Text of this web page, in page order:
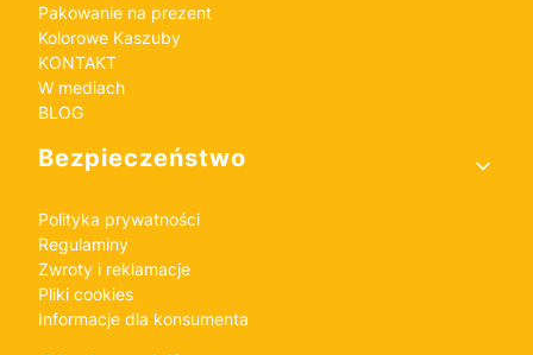
Pakowanie na prezent
Kolorowe Kaszuby
KONTAKT
W mediach
BLOG
Bezpieczeństwo
Polityka prywatności
Regulaminy
Zwroty i reklamacje
Pliki cookies
Informacje dla konsumenta